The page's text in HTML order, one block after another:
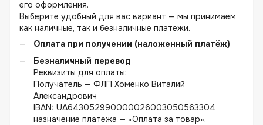
его оформления.
Выберите удобный для вас вариант — мы принимаем
как наличные, так и безналичные платежи.
Оплата при получении (наложенный платёж)
Безналичный перевод
Реквизиты для оплаты:
Получатель — ФЛП Хоменко Виталий
Александрович
IBAN: UA643052990000026003050563304
назначение платежа — «Оплата за товар».